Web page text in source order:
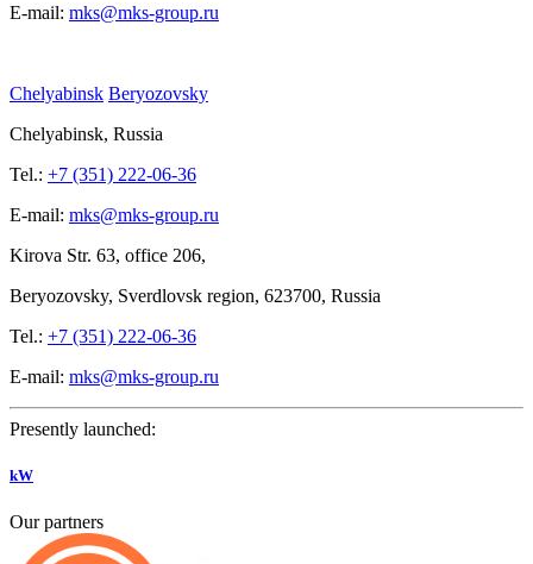
E-mail: mks@mks-group.ru
Chelyabinsk Beryozovsky
Chelyabinsk, Russia
Tel.: +7 (351) 222-06-36
E-mail: mks@mks-group.ru
Kirova Str. 63, office 206,
Beryozovsky, Sverdlovsk region, 623700, Russia
Tel.: +7 (351) 222-06-36
E-mail: mks@mks-group.ru
Presently launched:
kW
Our partners